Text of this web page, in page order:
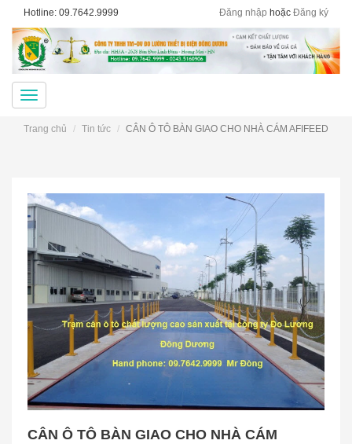
Hotline: 09.7642.9999 Đăng nhập hoặc Đăng ký
Menu
Trang chủ Tin tức CÂN Ô TÔ BÀN GIAO CHO NHÀ CÁM AFIFEED
CÂN Ô TÔ BÀN GIAO CHO NHÀ CÁM